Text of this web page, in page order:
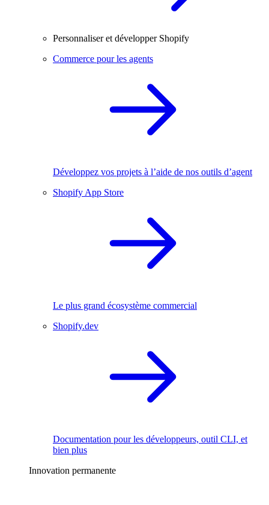
Personnaliser et développer Shopify
Commerce pour les agents
Développez vos projets à l’aide de nos outils d’agent
Shopify App Store
Le plus grand écosystème commercial
Shopify.dev
Documentation pour les développeurs, outil CLI, et
bien plus
Innovation permanente